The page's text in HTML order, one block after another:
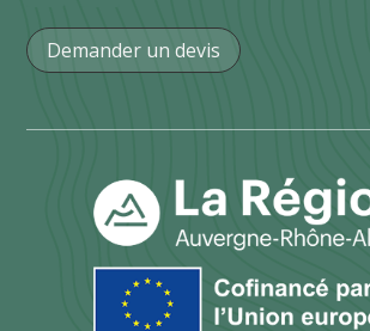
Demander un devis